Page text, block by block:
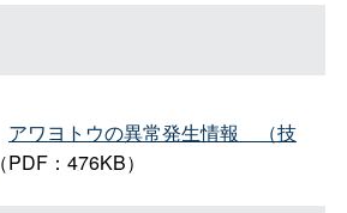
アワヨトウの異常発生情報
（技
（PDF：476KB）